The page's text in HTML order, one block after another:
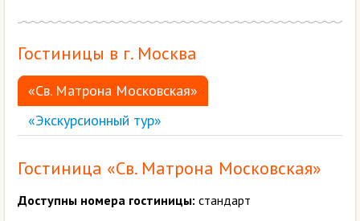
Гостиницы в г. Москва
«Св. Матрона Московская»
«Экскурсионный тур»
Гостиница «Св. Матрона Московская»
Доступны номера гостиницы: стандарт